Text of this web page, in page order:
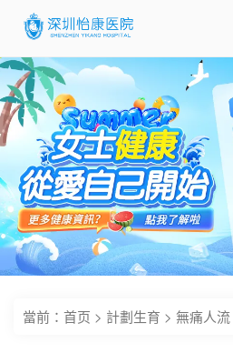
當前： 首页 > 計劃生育 > 無痛人流